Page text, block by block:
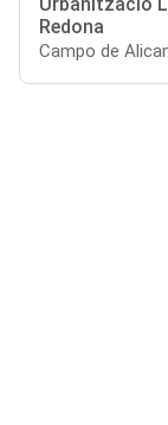
Redona
Campo de